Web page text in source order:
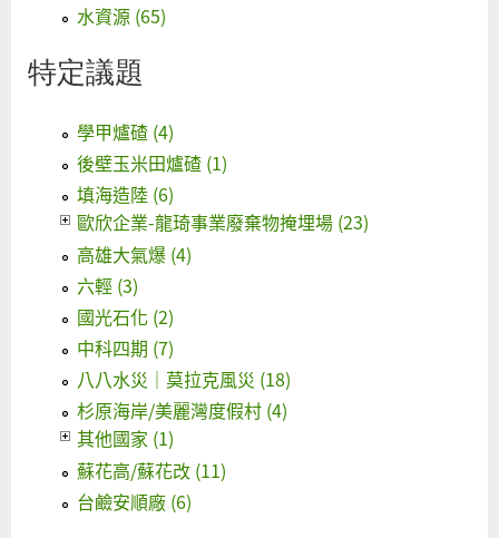
水資源 (65)
特定議題
學甲爐碴 (4)
後壁玉米田爐碴 (1)
填海造陸 (6)
歐欣企業-龍琦事業廢棄物掩埋場 (23)
高雄大氣爆 (4)
六輕 (3)
國光石化 (2)
中科四期 (7)
八八水災｜莫拉克風災 (18)
杉原海岸/美麗灣度假村 (4)
其他國家 (1)
蘇花高/蘇花改 (11)
台鹼安順廠 (6)